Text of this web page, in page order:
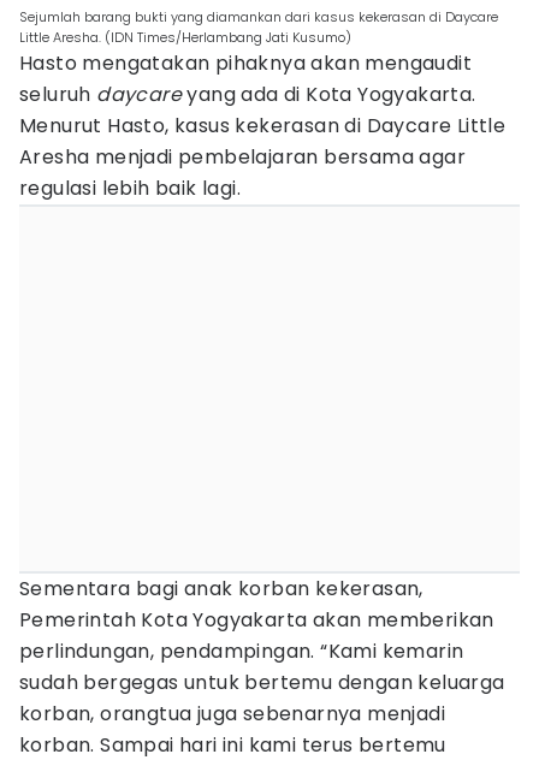
Sejumlah barang bukti yang diamankan dari kasus kekerasan di Daycare
Little Aresha. (IDN Times/Herlambang Jati Kusumo)
Hasto mengatakan pihaknya akan mengaudit
seluruh daycareyang ada di Kota Yogyakarta.
Menurut Hasto, kasus kekerasan di Daycare Little
Aresha menjadi pembelajaran bersama agar
regulasi lebih baik lagi.
Sementara bagi anak korban kekerasan,
Pemerintah Kota Yogyakarta akan memberikan
perlindungan, pendampingan. “Kami kemarin
sudah bergegas untuk bertemu dengan keluarga
korban, orangtua juga sebenarnya menjadi
korban. Sampai hari ini kami terus bertemu